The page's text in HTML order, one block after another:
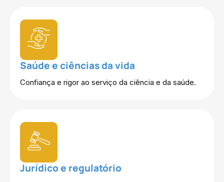
Saúde e ciências da vida
Confiança e rigor ao serviço da ciência e da saúde.
Jurídico e regulatório